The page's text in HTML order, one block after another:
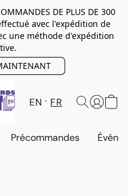
DE PLUS DE 300
avec l'expédition de
une méthode d'expédition
EN FR
Précommandes